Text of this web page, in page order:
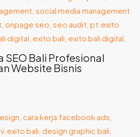
SEO Bali Profesional
Website Bisnis